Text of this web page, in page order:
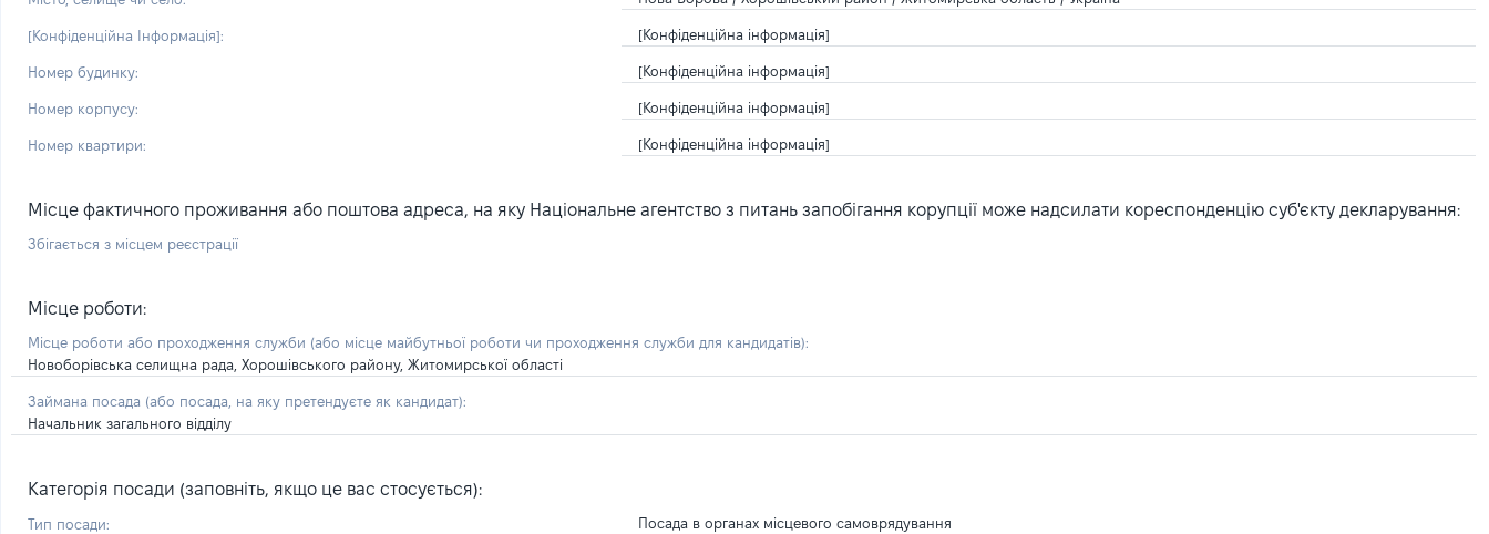
[Конфіденційна Інформація]: [Конфіденційна інформація]
Номер будинку: [Конфіденційна інформація]
Номер корпусу: [Конфіденційна інформація]
Номер квартири: [Конфіденційна інформація]
Місце фактичного проживання або поштова адреса, на яку Національне агентство з питань запобігання корупції може надсилати кореспонденцію суб'єкту декларування:
Збігається з місцем реєстрації
Місце роботи:
Місце роботи або проходження служби (або місце майбутньої роботи чи проходження служби для кандидатів):
Новоборівська селищна рада, Хорошівського району, Житомирської області
Займана посада (або посада, на яку претендуєте як кандидат):
Начальник загального відділу
Категорія посади (заповніть, якщо це вас стосується):
Тип посади: Посада в органах місцевого самоврядування